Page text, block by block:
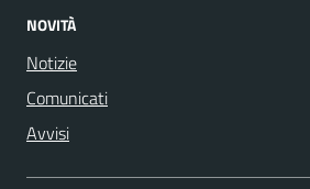
NOVITÀ
Notizie
Comunicati
Avvisi